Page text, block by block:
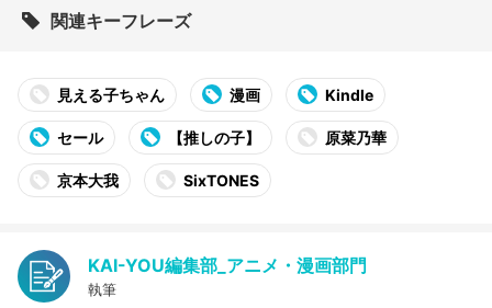
関連キーフレーズ
見える子ちゃん 漫画 Kindle
セール 【推しの子】 原菜乃華
京本大我 SixTONES
KAI-YOU編集部_アニメ・漫画部門
執筆